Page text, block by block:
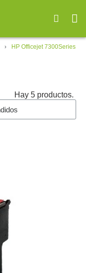
HP Officejet 7300Series
Hay 5 productos.